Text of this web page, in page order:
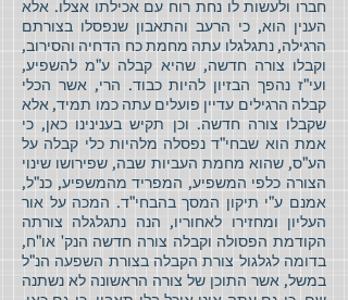
חברו ולעשות לו נחת רוח עם אכילתו אצלו. אלא
הענין הוא, כי הרעב והתאבון שנפסלו בצורתם
הרגילה, נתגלגלו עתה מחמת כח הדחיה והסירוב,
וקבלו צורה חדשה, שהיא קבלה ע"מ להשפיע,
ועי"ז נהפך הבזיון להיות כבוד. הרי, אשר הכלי
קבלה הרגילים עדיין פועלים עתה כמו תמיד, אלא
שקבלו צורה חדשה. וכן תקיש בענינינו כאן, כי
אמת הוא שבחי"ד נפסלה מלהיות כלי קבלה על
הע"ס, שהוא מחמת העביות שבה, שפירושו שינוי
הצורה כלפי המשפיע, המפריד מהמשפיע, כנ"ל,
אמנם ע"י תיקון המסך בהבחי"ד. המכה על אור
העליון ומחזירו לאחוריו, הנה נתגלגלה צורתה
הקודמת הפסולה וקבלה צורה חדשה הנק' או"ח,
בדומה לגלגול צורת הקבלה בצורת השפעה הנ"ל
במשל, אשר התוכן של צורה הראשונה לא נשתנה